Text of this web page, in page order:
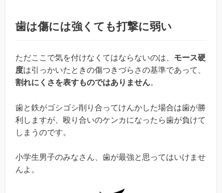
歯は傷には強くても打撃に弱い
ただここで気を付けなくてはならないのは、 モース硬
度は引っかいたときの傷つきづらさの基準であって、
割れにくさを表すものではありません。
歯と鉄がゴシゴシ削り合ってけんかした場合は歯が勝
利しますが、殴り合いのケンカになったら歯が負けて
しまうのです。
小学生男子のみなさん、歯が最強と思ってはいけませ
んよ。